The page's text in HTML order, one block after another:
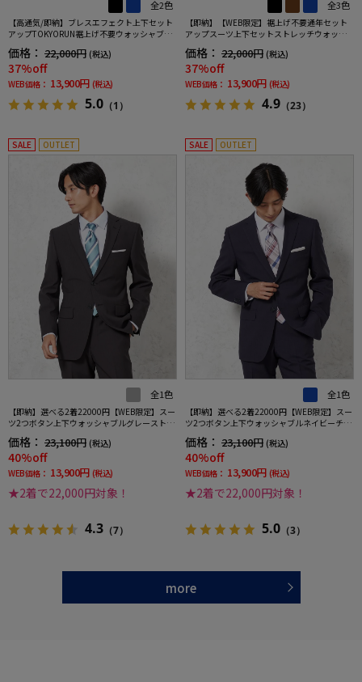
全2色
【高通気/即納】ブレスエフェクト上下セット
アップTOKYORUN裾上げ不要ウォッシャブル
ストレッチブレスエフェクト生地背抜き2ボタ
ンジャケットウエストシャーリングノータッ
クパンツ
価格： 22,000円 (税込)
37%off
WEB価格： 13,900円 (税込)
5.0 （1）
全3色
【即納】【WEB限定】裾上げ不要通年セット
アップスーツ上下セットストレッチウォッシ
ャブル【TOKYORUN】
価格： 22,000円 (税込)
37%off
WEB価格： 13,900円 (税込)
4.9 （23）
SALE OUTLET
全1色
【即納】選べる2着22000円【WEB限定】スー
ツ2つボタン上下ウォッシャブルグレーストラ
イプ
価格： 23,100円 (税込)
40%off
WEB価格： 13,900円 (税込)
★2着で22,000円対象！
4.3 （7）
SALE OUTLET
全1色
【即納】選べる2着22000円【WEB限定】スー
ツ2つボタン上下ウォッシャブルネイビーチェ
ック
価格： 23,100円 (税込)
40%off
WEB価格： 13,900円 (税込)
★2着で22,000円対象！
5.0 （3）
more